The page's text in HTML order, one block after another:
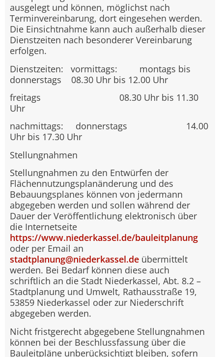
ausgelegt und können, möglichst nach
Terminvereinbarung, dort eingesehen werden.
Die Einsichtnahme kann auch außerhalb dieser
Dienstzeiten nach besonderer Vereinbarung
erfolgen.
Dienstzeiten: vormittags: montags bis
donnerstags 08.30 Uhr bis 12.00 Uhr
freitags 08.30 Uhr bis 11.30
Uhr
nachmittags: donnerstags 14.00
Uhr bis 17.30 Uhr
Stellungnahmen
Stellungnahmen zu den Entwürfen der
Flächennutzungsplanänderung und des
Bebauungsplanes können von jedermann
abgegeben werden und sollen während der
Dauer der Veröffentlichung elektronisch über
die Internetseite
https://www.niederkassel.de/bauleitplanung
oder per Email an
stadtplanung@niederkassel.de übermittelt
werden. Bei Bedarf können diese auch
schriftlich an die Stadt Niederkassel, Abt. 8.2 –
Stadtplanung und Umwelt, Rathausstraße 19,
53859 Niederkassel oder zur Niederschrift
abgegeben werden.
Nicht fristgerecht abgegebene Stellungnahmen
können bei der Beschlussfassung über die
Bauleitpläne unberücksichtigt bleiben, sofern